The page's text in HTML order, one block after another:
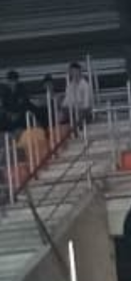
You are here: